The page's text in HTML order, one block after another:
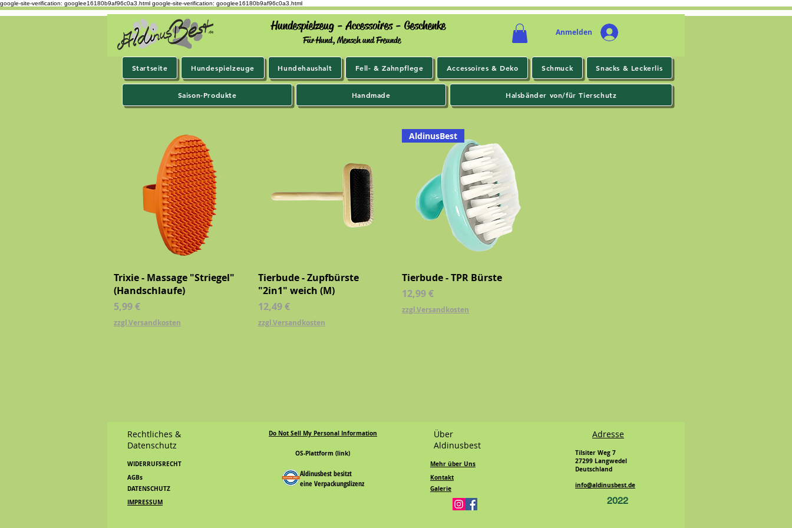
google-site-verification: googlee16180b9af96c0a3.html google-site-verification: googlee16180b9af96c0a3.html
Hundespielzeug - Accessoires - Geschenke
Für Hund, Mensch und Freunde
Anmelden
Startseite Hundespielzeuge Hundehaushalt Fell- & Zahnpflege Accessoires & Deko Schmuck Snacks & Leckerlis
Saison-Produkte Handmade Halsbänder von/für Tierschutz
Schnellansicht
Trixie - Massage "Striegel"
(Handschlaufe)
Preis
5,99 €
zzgl.Versandkosten
Schnellansicht
Tierbude - Zupfbürste
"2in1" weich (M)
Preis
12,49 €
zzgl.Versandkosten
Schnellansicht
AldinusBest
Tierbude - TPR Bürste
Preis
12,99 €
zzgl.Versandkosten
Rechtliches &
Datenschutz
WIDERRUFSRECHT
AGBs
DATENSCHUTZ
IMPRESSUM
Do Not Sell My Personal Information
OS-Plattform (link)
Aldinusbest besitzt
eine Verpackungslizenz
Über
Aldinusbest
Mehr über Uns
Kontakt
Galerie
Adresse
Tilsiter Weg 7
27299 Langwedel
Deutschland
info@aldinusbest.de
2022